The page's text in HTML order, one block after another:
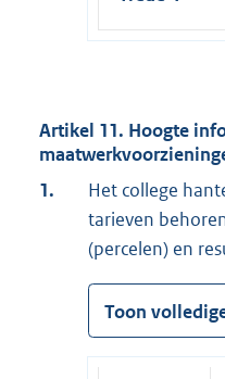
Artikel 11. Hoogte
1.
Het college
tarieven
(percelen) en
Toon